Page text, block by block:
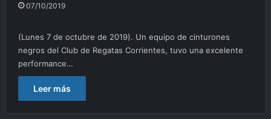
07/10/2019
(Lunes 7 de octubre de 2019). Un equipo de cinturones
negros del Club de Regatas Corrientes, tuvo una excelente
performance…
Leer más